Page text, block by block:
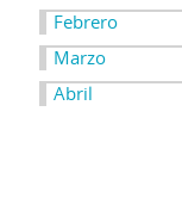
Febrero
Marzo
Abril